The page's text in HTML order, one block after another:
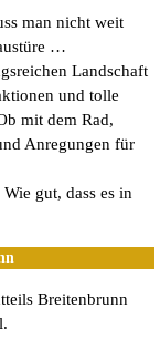
man nicht weit
…
Landschaft
und tolle
mit dem Rad,
Anregungen für
gut, dass es in
Breitenbrunn